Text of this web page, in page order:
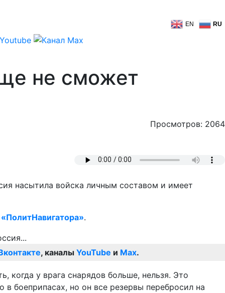
EN RU
не сможет
Просмотров: 2064
насытила войска личным составом и имеет
«ПолитНавигатора».
, каналы YouTube и Max.
когда у врага снарядов больше, нельзя. Это
боеприпасах, но он все резервы перебросил на